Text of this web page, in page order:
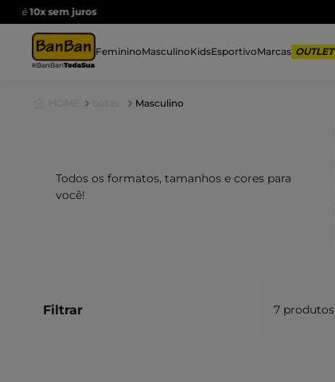
FemininoMasculinoKidsEsportivoMarcas
Masculino
Todos os formatos, tamanhos e cores para
você!
Filtrar 7 produtos